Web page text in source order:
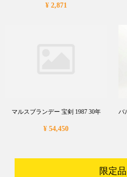
¥ 2,871
マルスブランデー 宝剣 1987 30年
¥ 54,450
バ
限定品